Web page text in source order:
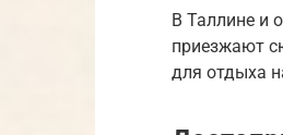
В Таллине и
приезжают
для отдыха